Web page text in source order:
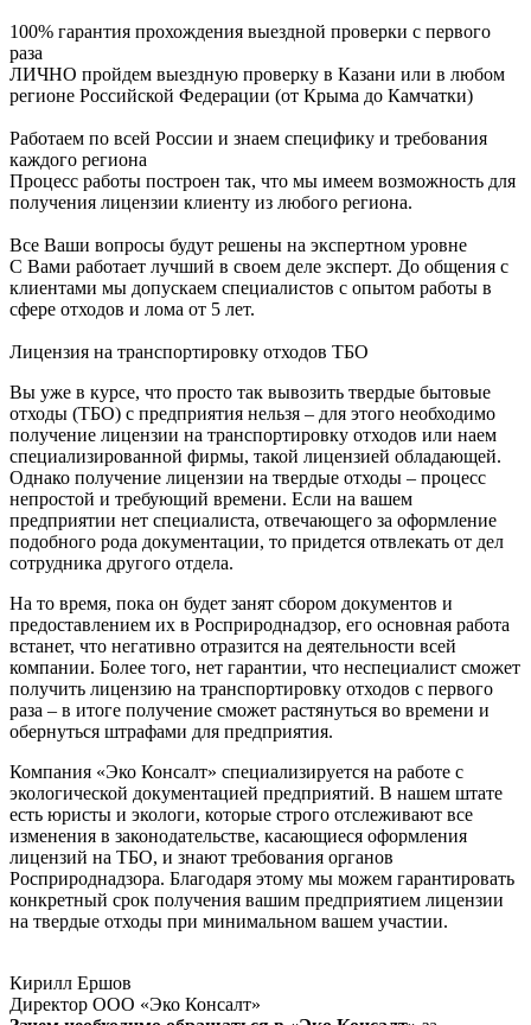
100% гарантия прохождения выездной проверки с первого
раза
ЛИЧНО пройдем выездную проверку в Казани или в любом
регионе Российской Федерации (от Крыма до Камчатки)
Работаем по всей России и знаем специфику и требования
каждого региона
Процесс работы построен так, что мы имеем возможность для
получения лицензии клиенту из любого региона.
Все Ваши вопросы будут решены на экспертном уровне
С Вами работает лучший в своем деле эксперт. До общения с
клиентами мы допускаем специалистов с опытом работы в
сфере отходов и лома от 5 лет.
Лицензия на транспортировку отходов ТБО
Вы уже в курсе, что просто так вывозить твердые бытовые
отходы (ТБО) с предприятия нельзя – для этого необходимо
получение лицензии на транспортировку отходов или наем
специализированной фирмы, такой лицензией обладающей.
Однако получение лицензии на твердые отходы – процесс
непростой и требующий времени. Если на вашем
предприятии нет специалиста, отвечающего за оформление
подобного рода документации, то придется отвлекать от дел
сотрудника другого отдела.
На то время, пока он будет занят сбором документов и
предоставлением их в Росприроднадзор, его основная работа
встанет, что негативно отразится на деятельности всей
компании. Более того, нет гарантии, что неспециалист сможет
получить лицензию на транспортировку отходов с первого
раза – в итоге получение сможет растянуться во времени и
обернуться штрафами для предприятия.
Компания «Эко Консалт» специализируется на работе с
экологической документацией предприятий. В нашем штате
есть юристы и экологи, которые строго отслеживают все
изменения в законодательстве, касающиеся оформления
лицензий на ТБО, и знают требования органов
Росприроднадзора. Благодаря этому мы можем гарантировать
конкретный срок получения вашим предприятием лицензии
на твердые отходы при минимальном вашем участии.
Кирилл Ершов
Директор ООО «Эко Консалт»